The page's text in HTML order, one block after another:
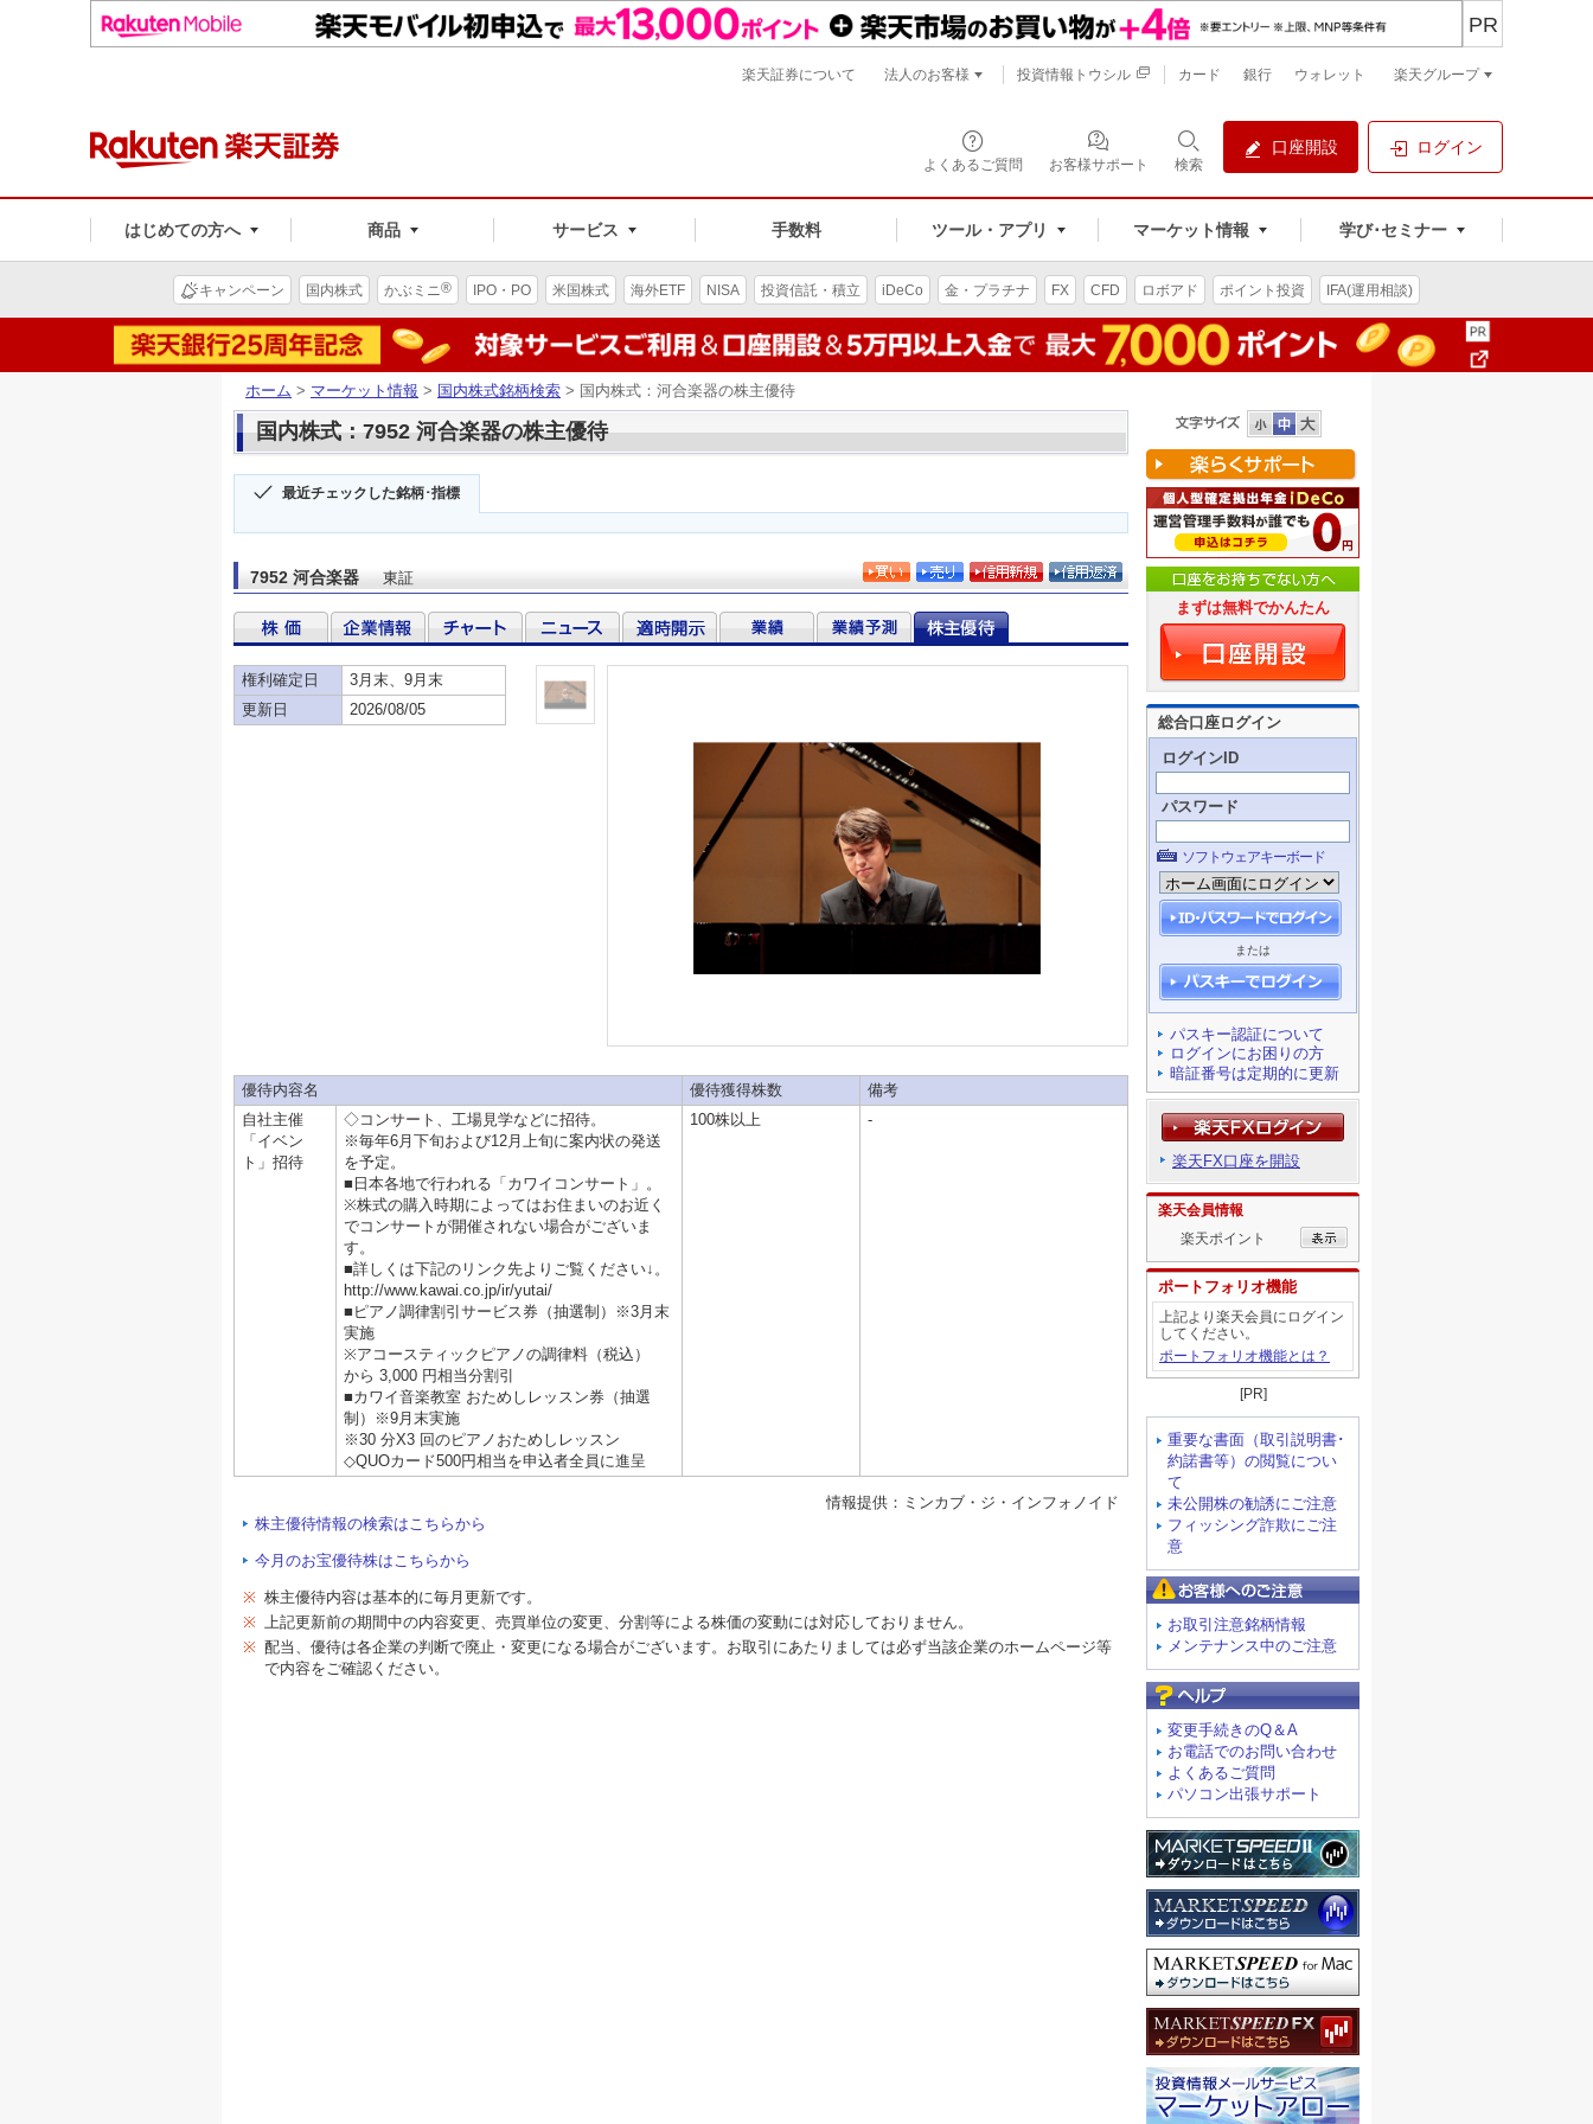
よくあるご質問 お客様サポート 検索
口座開設 ログイン
はじめての方へ 商品 サービス 手数料 ツール・アプリ マーケット情報 学び･セミナー
PR
楽天証券について 法人のお客様 投資情報トウシル カード 銀行 ウォレット 楽天グループ
キャンペーン 国内株式 かぶミニ® IPO・PO 米国株式 海外ETF NISA 投資信託・積立 iDeCo 金・プラチナ FX CFD ロボアド ポイント投資 IFA(運用相談)
ホーム > マーケット情報 > 国内株式銘柄検索 > 国内株式：河合楽器の株主優待
国内株式：7952 河合楽器の株主優待
最近チェックした銘柄･指標
7952 河合楽器 東証
権利確定日
3月末、9月末
更新日
2026/08/05
優待内容名 優待獲得株数
備考
自社主催
「イベン
ト」招待
◇コンサート、工場見学などに招待。
※毎年6月下旬および12月上旬に案内状の発送
を予定。
■日本各地で行われる「カワイコンサート」。
※株式の購入時期によってはお住まいのお近く
でコンサートが開催されない場合がございま
す。
■詳しくは下記のリンク先よりご覧ください↓。
http://www.kawai.co.jp/ir/yutai/
■ピアノ調律割引サービス券（抽選制）※3月末
実施
※アコースティックピアノの調律料（税込）
から 3,000 円相当分割引
■カワイ音楽教室 おためしレッスン券（抽選
制）※9月末実施
※30 分X3 回のピアノおためしレッスン
◇QUOカード500円相当を申込者全員に進呈
100株以上 -
情報提供：ミンカブ・ジ・インフォノイド
株主優待情報の検索はこちらから
今月のお宝優待株はこちらから
※ 株主優待内容は基本的に毎月更新です。
※ 上記更新前の期間中の内容変更、売買単位の変更、分割等による株価の変動には対応しておりません。
※ 配当、優待は各企業の判断で廃止・変更になる場合がございます。お取引にあたりましては必ず当該企業のホームページ等
で内容をご確認ください。
まずは無料でかんたん
総合口座ログイン
ログインID
パスワード
ソフトウェアキーボード
または
パスキー認証について
ログインにお困りの方
暗証番号は定期的に更新
楽天FX口座を開設
楽天会員情報
楽天ポイント
ポートフォリオ機能
上記より楽天会員にログイン
してください。
ポートフォリオ機能とは？
[PR]
重要な書面（取引説明書･
約諾書等）の閲覧につい
て
未公開株の勧誘にご注意
フィッシング詐欺にご注
意
お取引注意銘柄情報
メンテナンス中のご注意
変更手続きのQ＆A
お電話でのお問い合わせ
よくあるご質問
パソコン出張サポート